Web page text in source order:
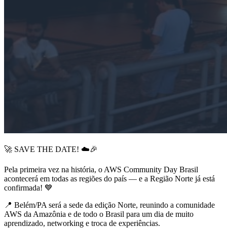
🚀 SAVE THE DATE! ☁️🎉
Pela primeira vez na história, o AWS Community Day Brasil
acontecerá em todas as regiões do país — e a Região Norte já está
confirmada! 💙
📍 Belém/PA será a sede da edição Norte, reunindo a comunidade
AWS da Amazônia e de todo o Brasil para um dia de muito
aprendizado, networking e troca de experiências.